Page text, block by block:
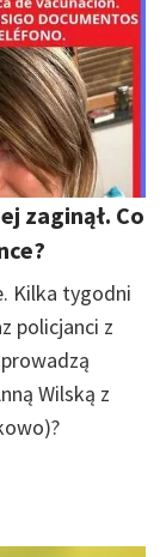
zaginął. Co
Kilka tygodni
policjanci z
Wilską z